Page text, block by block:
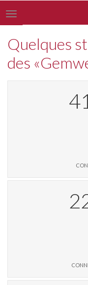
Toggle
navigation
Quelques
des